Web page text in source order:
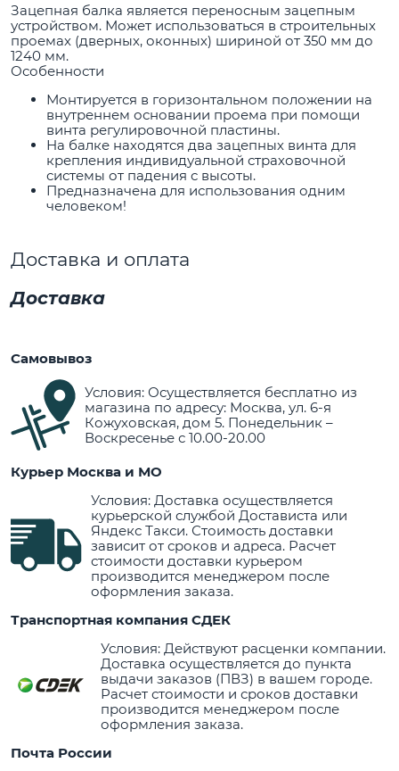
Зацепная балка является переносным зацепным
устройством. Может использоваться в строительных
проемах (дверных, оконных) шириной от 350 мм до
1240 мм.
Особенности
Монтируется в горизонтальном положении на
внутреннем основании проема при помощи
винта регулировочной пластины.
На балке находятся два зацепных винта для
крепления индивидуальной страховочной
системы от падения с высоты.
Предназначена для использования одним
человеком!
Доставка и оплата
Доставка
Самовывоз
Условия: Осуществляется бесплатно из
магазина по адресу: Москва, ул. 6-я
Кожуховская, дом 5. Понедельник –
Воскресенье с 10.00-20.00
Курьер Москва и МО
Условия: Доставка осуществляется
курьерской службой Достависта или
Яндекс Такси. Стоимость доставки
зависит от сроков и адреса. Расчет
стоимости доставки курьером
производится менеджером после
оформления заказа.
Транспортная компания СДЕК
Условия: Действуют расценки компании.
Доставка осуществляется до пункта
выдачи заказов (ПВЗ) в вашем городе.
Расчет стоимости и сроков доставки
производится менеджером после
оформления заказа.
Почта России